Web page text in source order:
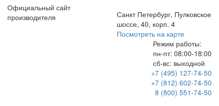
Санкт Петербург, Пулковское
шоссе, 40, корп. 4
Посмотреть на карте
Режим работы:
пн-пт: 08:00-18:00
сб-вс: выходной
+7 (495) 127-74-50
+7 (812) 602-74-50
8 (800) 551-74-50
Официальный сайт
производителя